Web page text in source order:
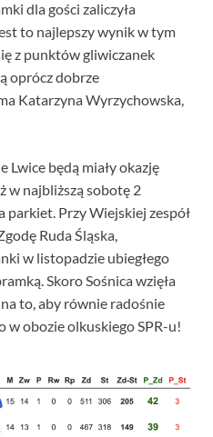
dla gości zaliczyła
to najlepszy wynik w tym
z punktów gliwiczanek
oprócz dobrze
Katarzyna Wyrzychowska,
Lwice będą miały okazję
w najbliższą sobotę 2
Przy Wiejskiej zespół
Ruda Śląska,
w listopadzie ubiegłego
Skoro Sośnica wzięła
to, aby równie radośnie
w obozie olkuskiego SPR-u!